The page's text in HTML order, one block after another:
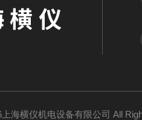
海横仪机电设备有限公司 All